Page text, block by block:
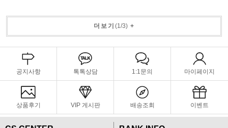
더보기 (1/3)+
공지사항 톡톡상담 1:1문의 마이페이지
상품후기 VIP 게시판 배송조회 이벤트